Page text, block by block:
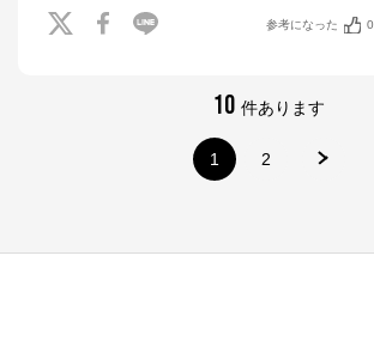
参考になった 0
10 件あります
1 2